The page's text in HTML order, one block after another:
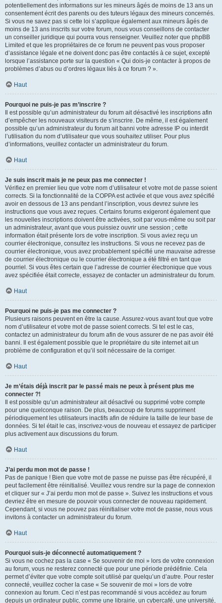
potentiellement des informations sur les mineurs âgés de moins de 13 ans un
consentement écrit des parents ou des tuteurs légaux des mineurs concernés.
Si vous ne savez pas si cette loi s’applique également aux mineurs âgés de
moins de 13 ans inscrits sur votre forum, nous vous conseillons de contacter
un conseiller juridique qui pourra vous renseigner. Veuillez noter que phpBB
Limited et que les propriétaires de ce forum ne peuvent pas vous proposer
d’assistance légale et ne doivent donc pas être contactés à ce sujet, excepté
lorsque l’assistance porte sur la question « Qui dois-je contacter à propos de
problèmes d’abus ou d’ordres légaux liés à ce forum ? ».
Haut
Pourquoi ne puis-je pas m’inscrire ?
Il est possible qu’un administrateur du forum ait désactivé les inscriptions afin
d’empêcher les nouveaux visiteurs de s’inscrire. De même, il est également
possible qu’un administrateur du forum ait banni votre adresse IP ou interdit
l’utilisation du nom d’utilisateur que vous souhaitez utiliser. Pour plus
d’informations, veuillez contacter un administrateur du forum.
Haut
Je suis inscrit mais je ne peux pas me connecter !
Vérifiez en premier lieu que votre nom d’utilisateur et votre mot de passe soient
corrects. Si la fonctionnalité de la COPPA est activée et que vous avez spécifié
avoir en dessous de 13 ans pendant l’inscription, vous devrez suivre les
instructions que vous avez reçues. Certains forums exigeront également que
les nouvelles inscriptions doivent être activées, soit par vous-même ou soit par
un administrateur, avant que vous puissiez ouvrir une session ; cette
information était présente lors de votre inscription. Si vous aviez reçu un
courrier électronique, consultez les instructions. Si vous ne recevez pas de
courrier électronique, vous avez probablement spécifié une mauvaise adresse
de courrier électronique ou le courrier électronique a été filtré en tant que
pourriel. Si vous êtes certain que l’adresse de courrier électronique que vous
avez spécifiée était correcte, essayez de contacter un administrateur du forum.
Haut
Pourquoi ne puis-je pas me connecter ?
Plusieurs raisons peuvent en être la cause. Assurez-vous avant tout que votre
nom d’utilisateur et votre mot de passe soient corrects. Si tel est le cas,
contactez un administrateur du forum afin de vous assurer de ne pas avoir été
banni. Il est également possible que le propriétaire du site internet ait un
problème de configuration et qu’il soit nécessaire de la corriger.
Haut
Je m’étais déjà inscrit par le passé mais ne peux à présent plus me
connecter ?!
Il est possible qu’un administrateur ait désactivé ou supprimé votre compte
pour une quelconque raison. De plus, beaucoup de forums suppriment
périodiquement les utilisateurs inactifs afin de réduire la taille de leur base de
données. Si tel était le cas, inscrivez-vous de nouveau et essayez de participer
plus activement aux discussions du forum.
Haut
J’ai perdu mon mot de passe !
Pas de panique ! Bien que votre mot de passe ne puisse pas être récupéré, il
peut facilement être réinitialisé. Veuillez vous rendre sur la page de connexion
et cliquer sur « J’ai perdu mon mot de passe ». Suivez les instructions et vous
devriez être en mesure de pouvoir vous connecter de nouveau rapidement.
Cependant, si vous ne pouvez pas réinitialiser votre mot de passe, nous vous
invitons à contacter un administrateur du forum.
Haut
Pourquoi suis-je déconnecté automatiquement ?
Si vous ne cochez pas la case « Se souvenir de moi » lors de votre connexion
au forum, vous ne resterez connecté que pour une période prédéfinie. Cela
permet d’éviter que votre compte soit utilisé par quelqu’un d’autre. Pour rester
connecté, veuillez cocher la case « Se souvenir de moi » lors de votre
connexion au forum. Ceci n’est pas recommandé si vous accédez au forum
depuis un ordinateur public, comme une librairie, un cybercafé, une université,